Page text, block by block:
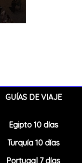
GUÍAS DE VIAJE
Egipto 10 días
Turquía 10 días
Portugal 7 días